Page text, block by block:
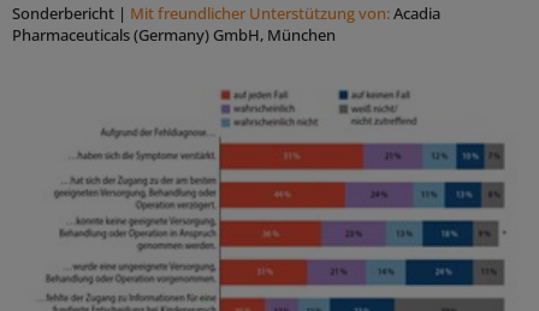
Sonderbericht | Mit freundlicher Unterstützung von:Acadia
Pharmaceuticals (Germany) GmbH, München